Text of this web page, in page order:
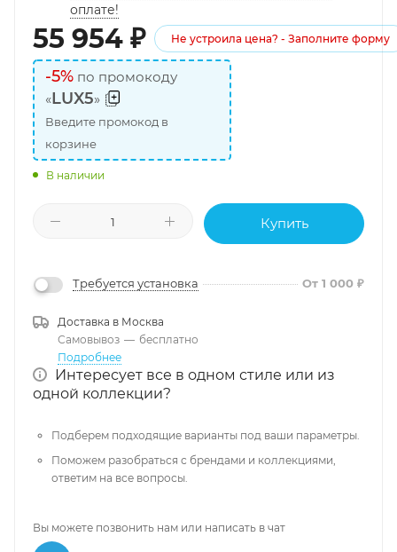
оплате!
55 954 ₽ Не устроила цена? - Заполните форму
-5% по промокоду
«LUX5»
Введите промокод в
корзине
В наличии
Купить
Требуется установка От 1 000 ₽
Доставка в Москва
Самовывоз — бесплатно
Подробнее
Интересует все в одном стиле или из
одной коллекции?
Подберем подходящие варианты под ваши параметры.
Поможем разобраться с брендами и коллекциями,
ответим на все вопросы.
Вы можете позвонить нам или написать в чат